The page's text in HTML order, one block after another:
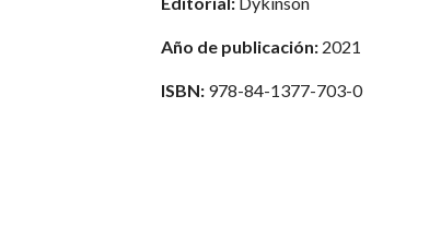
Año de publicación: 2021
ISBN: 978-84-1377-703-0